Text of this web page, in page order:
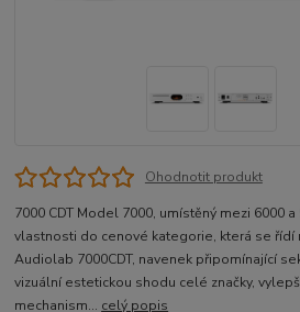
Ohodnotit produkt
7000 CDT Model 7000, umístěný mezi 6000
vlastnosti do cenové kategorie, která se řídí
Audiolab 7000CDT, navenek připomínající
vizuální estetickou shodu celé značky,
mechanism... celý popis